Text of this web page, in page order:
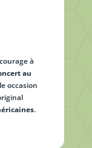
à
au
occasion
.